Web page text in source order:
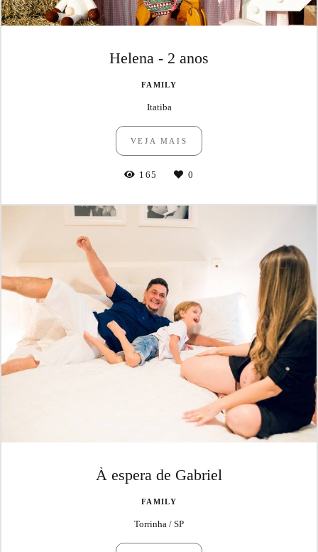
Helena - 2 anos
FAMILY
Itatiba
VEJA MAIS
165 0
À espera de Gabriel
FAMILY
Torrinha / SP